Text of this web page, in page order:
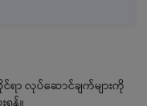
ရာ လုပ်ဆောင်ချက်များကို
န်။